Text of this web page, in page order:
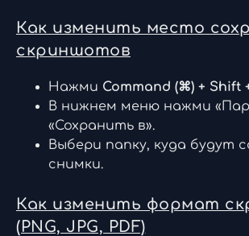
Как изменить место
скриншотов
Нажми Command (⌘) + Shift
В нижнем меню нажми
«Сохранить в».
Выбери папку, куда будут
снимки.
Как изменить формат
(PNG, JPG, PDF)